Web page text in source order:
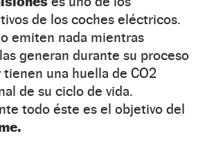
de los coches eléctricos.
emiten nada mientras
generan durante su proceso
una huella de CO2
de su ciclo de vida.
todo éste es el objetivo del